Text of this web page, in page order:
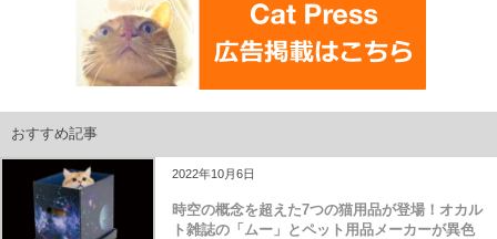
おすすめ記事
2022年10月6日
時空の概念を超えた7つの猫用品が登場！オカル
ト雑誌の「ムー」とペット用品メーカーが異色